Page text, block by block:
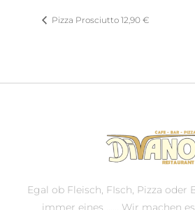
Pizza Prosciutto 12,90 €
Egal ob Fleisch, FIsch, Pizza
immer eines ...... Wir machen